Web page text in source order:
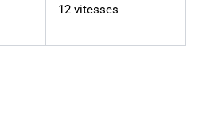
12 vitesses